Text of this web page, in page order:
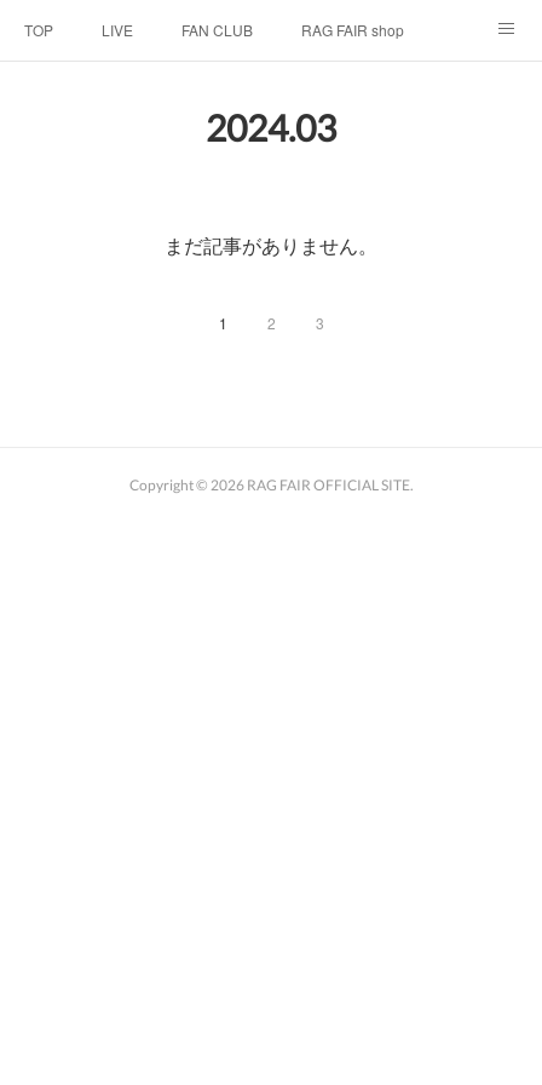
TOP LIVE FAN CLUB RAG FAIR shop
LINK2024.03
まだ記事がありません。
1 2 3
Copyright © 2026 RAG FAIR OFFICIAL SITE.